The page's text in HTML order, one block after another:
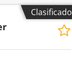
Clasificado